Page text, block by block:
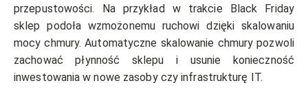
przepustowości. Na przykład w trakcie Black Friday
sklep podoła wzmożonemu ruchowi dzięki skalowaniu
mocy chmury. Automatyczne skalowanie chmury pozwoli
zachować płynność sklepu i usunie konieczność
inwestowania w nowe zasoby czy infrastrukturę IT.